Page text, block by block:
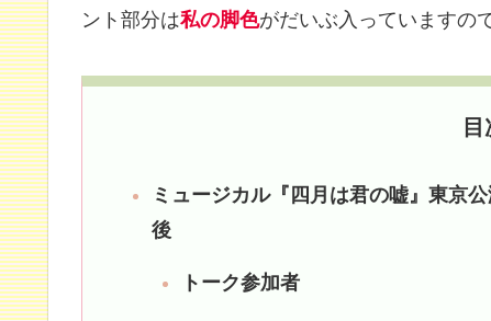
ント部分は私の脚色がだいぶ入っていますの
目
ミュージカル『四月は君の嘘』東京
後
トーク参加者